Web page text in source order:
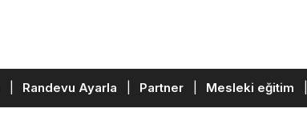
Randevu Ayarla Partner Mesleki eğitim